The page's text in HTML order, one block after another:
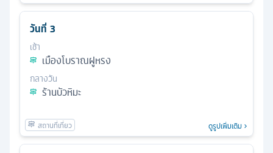
วันที่ 3
เช้า
เมืองโบราณฝูหรง
กลางวัน
ร้านบัวหิมะ
ดูรูปเพิ่มเติม